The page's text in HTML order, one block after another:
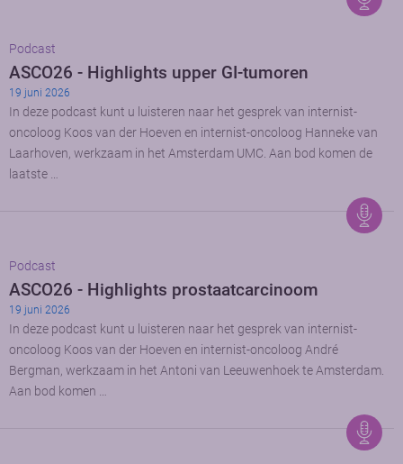
Podcast
ASCO26 - Highlights upper GI-tumoren
19 juni 2026
In deze podcast kunt u luisteren naar het gesprek van internist-
oncoloog Koos van der Hoeven en internist-oncoloog Hanneke van
Laarhoven, werkzaam in het Amsterdam UMC. Aan bod komen de
laatste …
Podcast
ASCO26 - Highlights prostaatcarcinoom
19 juni 2026
In deze podcast kunt u luisteren naar het gesprek van internist-
oncoloog Koos van der Hoeven en internist-oncoloog André
Bergman, werkzaam in het Antoni van Leeuwenhoek te Amsterdam.
Aan bod komen …